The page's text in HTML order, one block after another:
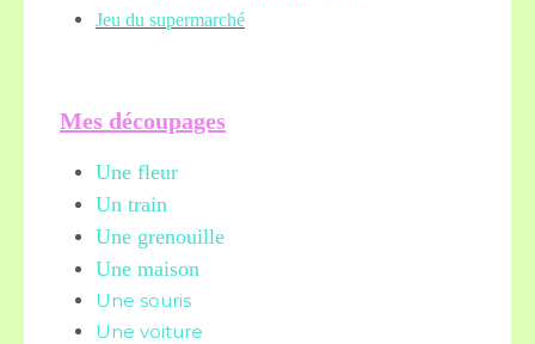
Jeu du supermarché
Mes découpages
Une fleur
Un train
Une grenouille
Une maison
Une souris
Une voiture